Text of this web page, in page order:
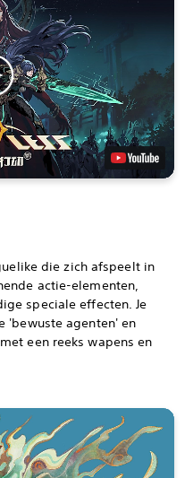
die zich afspeelt in
actie-elementen,
speciale effecten. Je
'bewuste agenten' en
een reeks wapens en